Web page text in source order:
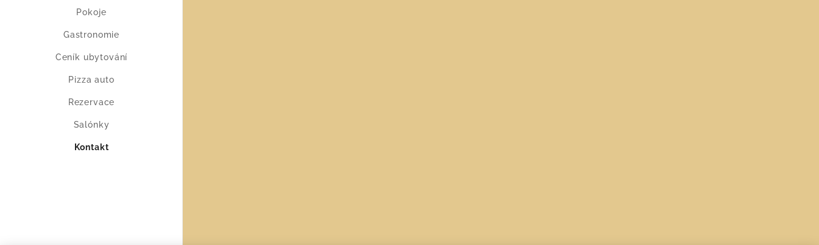
Pokoje
Gastronomie
Ceník ubytování
Pizza auto
Rezervace
Salónky
Kontakt